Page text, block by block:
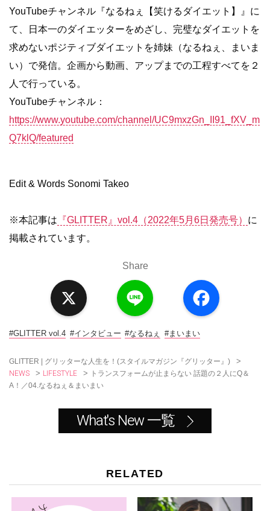
YouTubeチャンネル『なるねぇ【笑けるダイエット】』に
て、日本一のダイエッターをめざし、完璧なダイエットを
求めないポジティブダイエットを姉妹（なるねぇ、まいま
い）で発信。企画から動画、アップまでの工程すべてを２
人で行っている。
YouTubeチャンネル：
https://www.youtube.com/channel/UC9mxzGn_II91_fXV_m
Q7klQ/featured
Edit & Words Sonomi Takeo
※本記事は 『GLITTER』vol.4（2022年5月6日発売号） に
掲載されています。
Share
a
c
#GLITTER vol.4 #インタビュー #なるねぇ #まいまい
GLITTER | グリッターな人生を！(スタイルマガジン『グリッター』) >
NEWS > LIFESTYLE >
トランスフォームが止まらない 話題の２人にQ＆
A！／04.なるねぇ＆まいまい
What's New 一覧
RELATED